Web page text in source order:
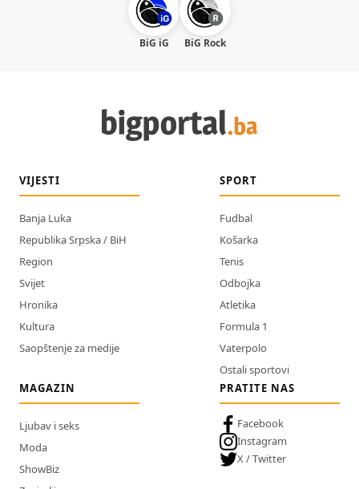
BiG iG BiG Rock
VIJESTI
Banja Luka
Republika Srpska / BiH
Region
Svijet
Hronika
Kultura
Saopštenje za medije
SPORT
Fudbal
Košarka
Tenis
Odbojka
Atletika
Formula 1
Vaterpolo
Ostali sportovi
MAGAZIN
Ljubav i seks
Moda
ShowBiz
PRATITE NAS
Facebook
Instagram
X / Twitter